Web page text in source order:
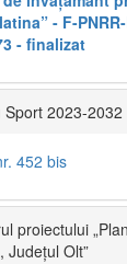
- F-
- finalizat
2023-2032
452 bis
proiectului
Județul Olt”